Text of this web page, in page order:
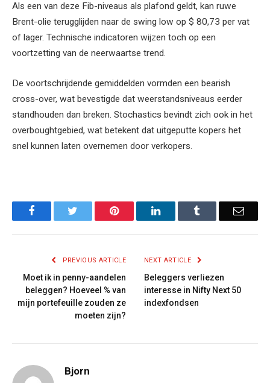
Als een van deze Fib-niveaus als plafond geldt, kan ruwe
Brent-olie terugglijden naar de swing low op $ 80,73 per vat
of lager. Technische indicatoren wijzen toch op een
voortzetting van de neerwaartse trend.
De voortschrijdende gemiddelden vormden een bearish
cross-over, wat bevestigde dat weerstandsniveaus eerder
standhouden dan breken. Stochastics bevindt zich ook in het
overboughtgebied, wat betekent dat uitgeputte kopers het
snel kunnen laten overnemen door verkopers.
Facebook Pinterest LinkedIn Email
PREVIOUS ARTICLE
Moet ik in penny-aandelen
beleggen? Hoeveel % van
mijn portefeuille zouden ze
moeten zijn?
NEXT ARTICLE
Beleggers verliezen
interesse in Nifty Next 50
indexfondsen
Bjorn